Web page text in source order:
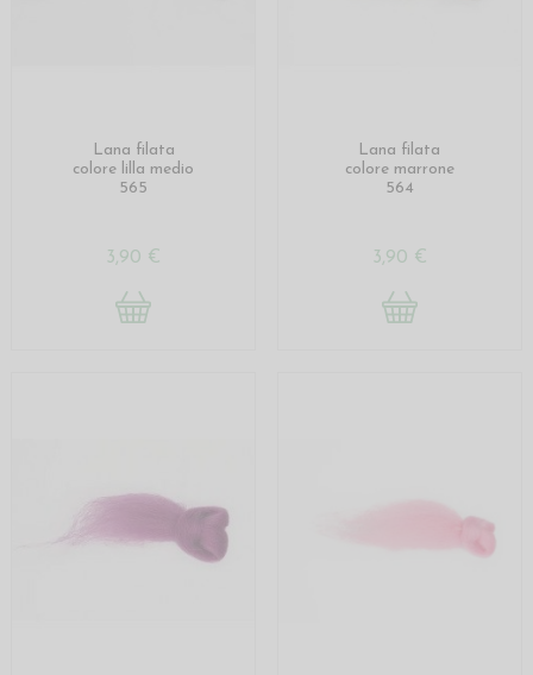
Lana filata
colore lilla medio
565
3,90 €
Lana filata
colore marrone
564
3,90 €